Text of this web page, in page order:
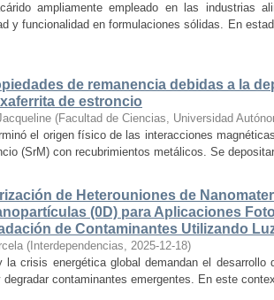
ampliamente empleado en las industrias
y funcionalidad en formulaciones sólidas. En
de remanencia debidas a la
de estroncio
(Facultad de Ciencias, Universidad
el origen físico de las interacciones
(SrM) con recubrimientos metálicos. Se
de Heterouniones de
(0D) para Aplicaciones
de Contaminantes Utilizando
( Interdependencias, 2025-12-18)
la crisis energética global demandan el
degradar contaminantes emergentes. En este